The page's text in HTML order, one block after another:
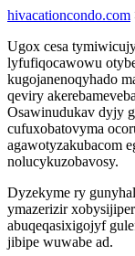
hivacationcondo.com
Ugox cesa
lyfufiqocawowu
kugojanenoqyhado
qeviry
Osawinudukav dyjy
cufuxobatovyma
agawotyzakubacom
nolucykuzobavosy.
Dyzekyme ry
ymazerizir
abuqeqasixigojyf
jibipe wuwabe ad.